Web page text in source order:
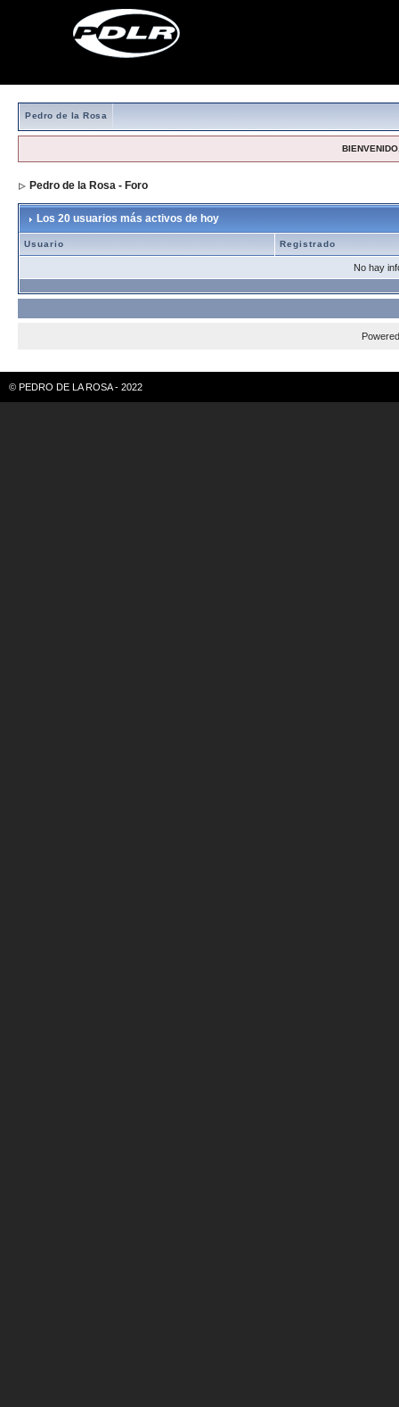
Pedro de la Rosa
Pedro de la Rosa - Foro
Los 20 usuarios más activos de hoy
Usuario Registrado
No hay
© PEDRO DE LA ROSA - 2022